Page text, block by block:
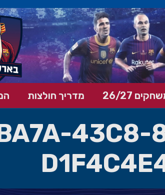
26/27 מדריך חולצות
43C8-